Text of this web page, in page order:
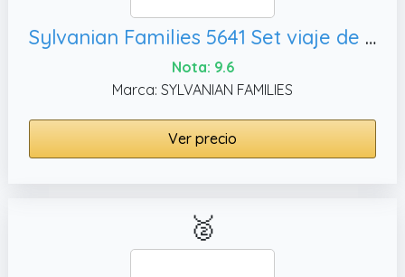
Sylvanian Families 5641 Set viaje de fin de semana - Emilia Conejo de Nieve - - Casa de muñecas
Nota: 9.6
Marca: SYLVANIAN FAMILIES
Ver precio
🥈